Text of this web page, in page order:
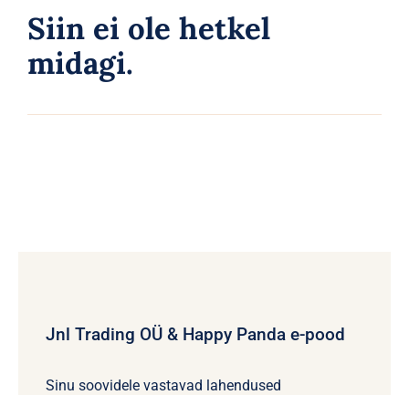
Siin ei ole hetkel
midagi.
Jnl Trading OÜ & Happy Panda e-pood
Sinu soovidele vastavad lahendused